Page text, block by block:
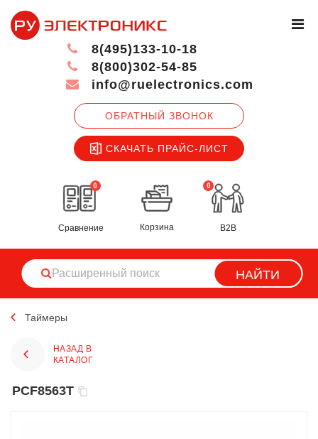
ОБРАТНЫЙ ЗВОНОК
СКАЧАТЬ ПРАЙС-ЛИСТ
8(495)133-10-18
8(800)302-54-85
info@ruelectronics.com
0
Сравнение
0
Корзина B2B
НАЙТИ
Таймеры
НАЗАД В
КАТАЛОГ
PCF8563T